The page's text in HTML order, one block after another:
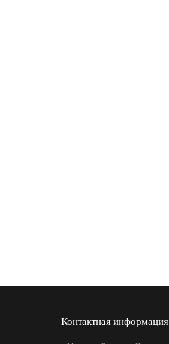
Контактная информация